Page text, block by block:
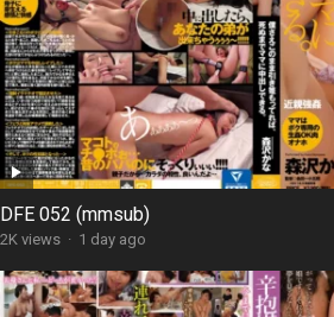
DFE 052 (mmsub)
2K views · 1 day ago